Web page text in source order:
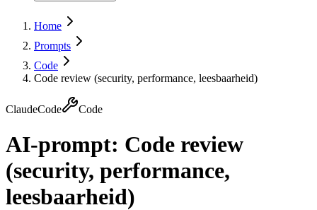
Home
Prompts
Code
Code review (security, performance, leesbaarheid)
ClaudeCode Code
AI-prompt: Code review
(security, performance,
leesbaarheid)